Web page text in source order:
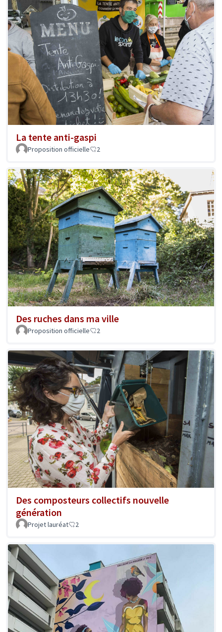
La tente anti-gaspi
Proposition officielle 2
Des ruches dans ma ville
Proposition officielle 2
Des composteurs collectifs nouvelle
génération
Projet lauréat 2